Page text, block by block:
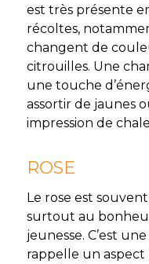
est très présente
récoltes,
changent de
citrouilles. Une
une touche
assortir de jaunes
impression de
ROSE
Le rose est
surtout au
jeunesse. C’est
rappelle un aspect